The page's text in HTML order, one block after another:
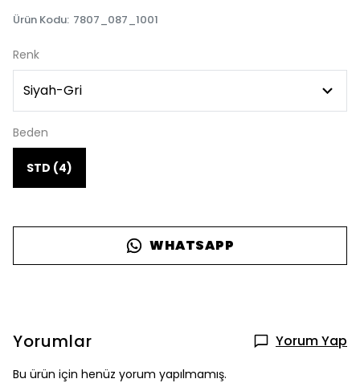
Ürün Kodu: 7807_087_1001
Renk
Beden
STD (4)
WHATSAPP
Yorumlar Yorum Yap
Bu ürün için henüz yorum yapılmamış.